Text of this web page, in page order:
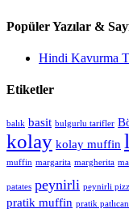
Popüler Yazılar &
Hindi Kavurma
Etiketler
balık basit bulgurlu tarifler
kolay kolay muffin
muffin margarita margherita
patates peynirli peynirli
pratik muffin pratik patlıcan